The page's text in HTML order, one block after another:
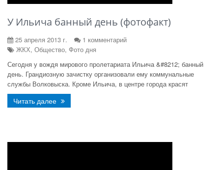
У Ильича банный день (фотофакт)
25 апреля 2013 г.
1 комментарий
ЖКХ, Общество, Фото дня
Сегодня у вождя мирового пролетариата Ильича &#8212; банный
день. Грандиозную зачистку организовали ему коммунальные
службы Волковыска. Кроме Ильича, в центре города красят
Читать далее